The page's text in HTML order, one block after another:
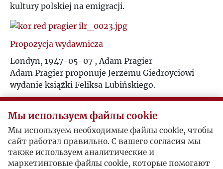
kultury polskiej na emigracji.
Propozycja wydawnicza
Londyn, 1947-05-07 , Adam Pragier
Adam Pragier proponuje Jerzemu Giedroyciowi
wydanie książki Feliksa Lubińskiego.
Odzyskanie rękopisu
Londyn, 1947-05-20 , Adam Pragier
Adam Pragier pisze do Jerzego Giedroycia z prośbą
o odesłanie rękopisu "wyjątków z diariusza św.
Мы используем файлы cookie
Мы используем необходимые файлы cookie, чтобы
сайт работал правильно. С вашего согласия мы
также используем аналитические и
маркетинговые файлы cookie, которые помогают